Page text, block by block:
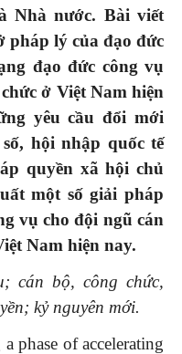
Nhà nước. Bài viết
pháp lý của đạo đức
đạo đức công vụ
ở Việt Nam hiện
yêu cầu đổi mới
hội nhập quốc tế
quyền xã hội chủ
một số giải pháp
vụ cho đội ngũ cán
Nam hiện nay.
cán bộ, công chức,
kỷ nguyên mới.
phase of accelerating